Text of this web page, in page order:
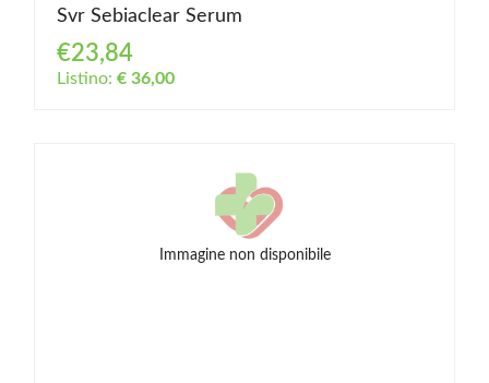
Svr Sebiaclear Serum
€23,84
Listino: € 36,00
Immagine non disponibile